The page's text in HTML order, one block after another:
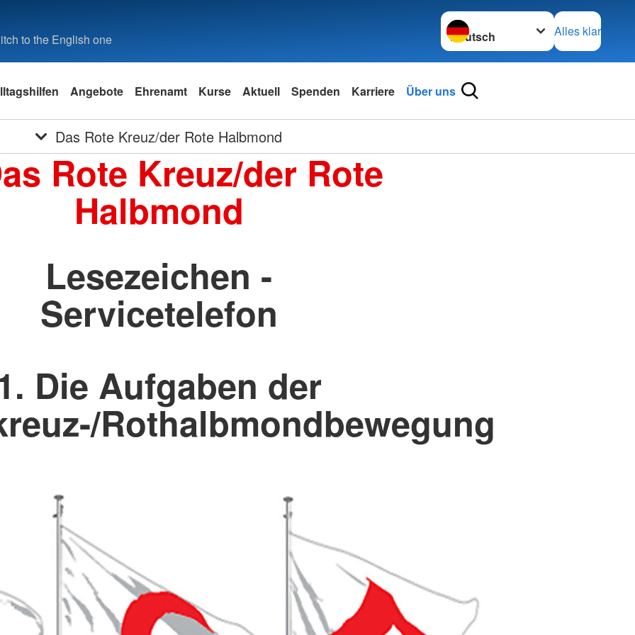
to the English one
Sprache wechseln zu
Alles klar
Angebote Ehrenamt Kurse Aktuell Spenden Karriere Über uns
Das Rote Kreuz/der Rote Halbmond
Rote Kreuz/der Rote
Halbmond
Lesezeichen -
Servicetelefon
Die Aufgaben der
Rothalbmondbewegung